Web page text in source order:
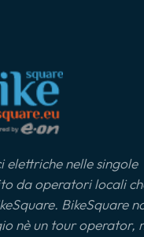
elettriche nelle singole
da operatori locali
BikeSquare
nè un tour operator,